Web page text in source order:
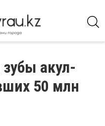
акул-
50 млн